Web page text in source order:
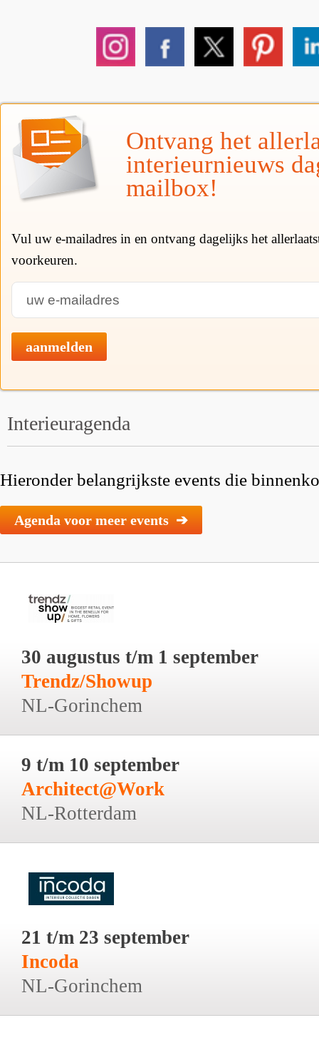
Ontvang het
interieurnieuws
mailbox!
Vul uw e-mailadres in en ontvang dagelijks het
voorkeuren.
aanmelden
Interieuragenda
Hieronder belangrijkste events die
Agenda voor meer events ➔
30 augustus t/m 1 september
Trendz/Showup
NL-Gorinchem
9 t/m 10 september
Architect@Work
NL-Rotterdam
21 t/m 23 september
Incoda
NL-Gorinchem